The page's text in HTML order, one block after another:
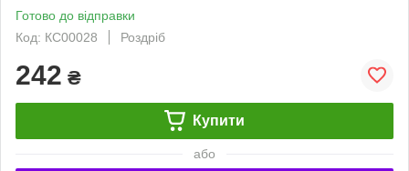
Готово до відправки
Код: КС00028
Роздріб
242 ₴
Купити
або